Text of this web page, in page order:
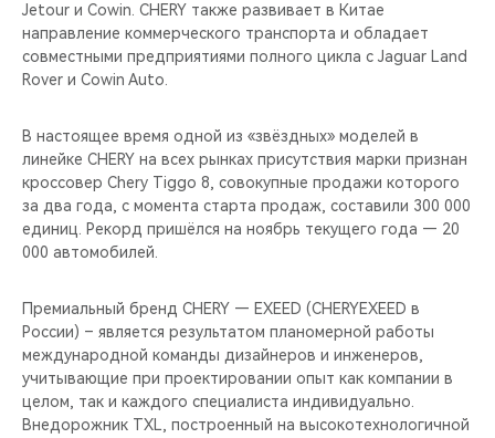
CHERY REMOTE
ВИДЕООБЗОРЫ
CHERY ДЛЯ ДЕТЕЙ
Jetour и Cowin. CHERY также развивает в Китае
направление коммерческого транспорта и обладает
совместными предприятиями полного цикла с Jaguar Land
Rover и Cowin Auto.
В настоящее время одной из «звёздных» моделей в
линейке CHERY на всех рынках присутствия марки признан
кроссовер Chery Tiggo 8, совокупные продажи которого
за два года, с момента старта продаж, составили 300 000
единиц. Рекорд пришёлся на ноябрь текущего года — 20
000 автомобилей.
Премиальный бренд CHERY — EXEED (CHERYEXEED в
России) – является результатом планомерной работы
международной команды дизайнеров и инженеров,
учитывающие при проектировании опыт как компании в
целом, так и каждого специалиста индивидуально.
Внедорожник TXL, построенный на высокотехнологичной